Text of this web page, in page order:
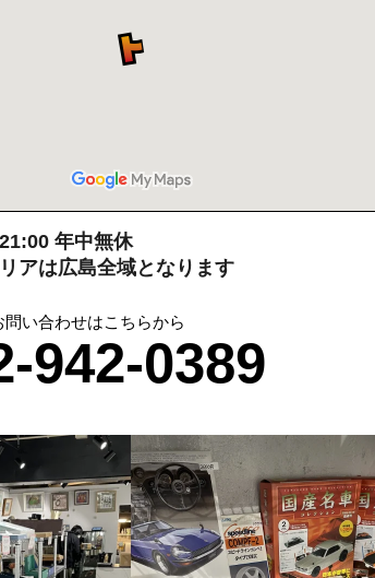
年中無休
アは広島全域となります
問い合わせはこちらから
942-0389